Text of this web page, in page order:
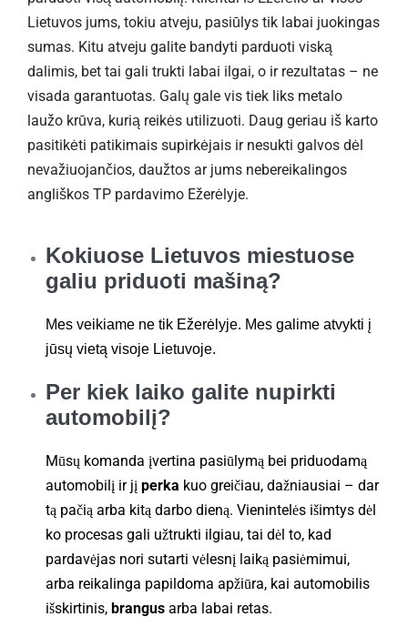
Lietuvos jums, tokiu atveju, pasiūlys tik labai juokingas
sumas. Kitu atveju galite bandyti parduoti viską
dalimis, bet tai gali trukti labai ilgai, o ir rezultatas – ne
visada garantuotas. Galų gale vis tiek liks metalo
laužo krūva, kurią reikės utilizuoti. Daug geriau iš karto
pasitikėti patikimais supirkėjais ir nesukti galvos dėl
nevažiuojančios, daužtos ar jums nebereikalingos
angliškos TP pardavimo Ežerėlyje.
Kokiuose Lietuvos miestuose
galiu priduoti mašiną?
Mes veikiame ne tik Ežerėlyje. Mes galime atvykti į
jūsų vietą visoje Lietuvoje.
Per kiek laiko galite nupirkti
automobilį?
Mūsų komanda įvertina pasiūlymą bei priduodamą
automobilį ir jį perka kuo greičiau, dažniausiai – dar
tą pačią arba kitą darbo dieną. Vienintelės išimtys dėl
ko procesas gali užtrukti ilgiau, tai dėl to, kad
pardavėjas nori sutarti vėlesnį laiką pasiėmimui,
arba reikalinga papildoma apžiūra, kai automobilis
išskirtinis, brangus arba labai retas.